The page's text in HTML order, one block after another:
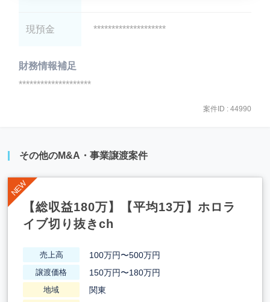
現預金 ********************
財務情報補足
********************
案件ID : 44990
その他のM&A・事業譲渡案件
【総収益180万】【平均13万】ホロラ
イブ切り抜きch
売上高 100万円〜500万円
譲渡価格 150万円〜180万円
地域 関東